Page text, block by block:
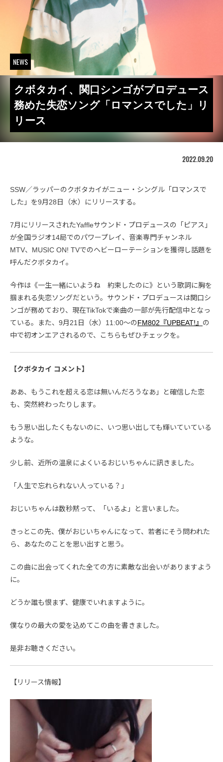
NEWS
クボタカイ、関口シンゴがプロデュース
務めた失恋ソング「ロマンスでした」リ
リース
2022.09.20
SSW／ラッパーのクボタカイがニュー・シングル「ロマンスで
した」を9月28日（水）にリリースする。
7月にリリースされたYaffleサウンド・プロデュースの「ピアス」
が全国ラジオ14局でのパワープレイ、音楽専門チャンネル
MTV、MUSIC ON! TVでのヘビーローテーションを獲得し話題を
呼んだクボタカイ。
今作は《一生一緒にいようね 約束したのに》という歌詞に胸を
掴まれる失恋ソングだという。サウンド・プロデュースは関口シ
ンゴが務めており、現在TikTokで楽曲の一部が先行配信中となっ
ている。また、9月21日（水）11:00〜のFM802『UPBEAT!』 の
中で初オンエアされるので、こちらもぜひチェックを。
【クボタカイ コメント】
ああ、もうこれを超える恋は無いんだろうなあ」と確信した恋
も、突然終わったりします。
もう思い出したくもないのに、いつ思い出しても輝いていている
ような。
少し前、近所の温泉によくいるおじいちゃんに訊きました。
「人生で忘れられない人っている？」
おじいちゃんは数秒黙って、「いるよ」と言いました。
きっとこの先、僕がおじいちゃんになって、若者にそう問われた
ら、あなたのことを思い出すと思う。
この曲に出会ってくれた全ての方に素敵な出会いがありますよう
に。
どうか誰も恨まず、健康でいれますように。
僕なりの最大の愛を込めてこの曲を書きました。
是非お聴きください。
【リリース情報】